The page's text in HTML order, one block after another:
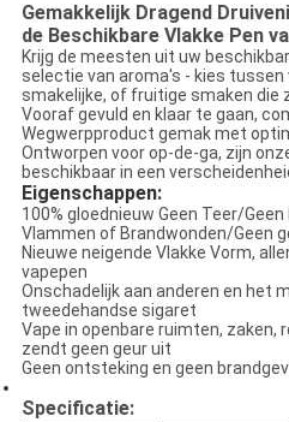
Gemakkelijk Dragend
de Beschikbare Vlakke Pen
Krijg de meesten uit uw
selectie van aroma's - kies tussen
smakelijke, of fruitige smaken die
Vooraf gevuld en klaar te gaan,
Wegwerpproduct gemak met
Ontworpen voor op-de-ga, zijn
beschikbaar in een
Eigenschappen:
100% gloednieuw Geen Teer/
Vlammen of Brandwonden/Geen
Nieuwe neigende Vlakke Vorm,
vapepen
Onschadelijk aan anderen en het
tweedehandse sigaret
Vape in openbare ruimten, zaken,
zendt geen geur uit
Geen ontsteking en geen
Specificatie: